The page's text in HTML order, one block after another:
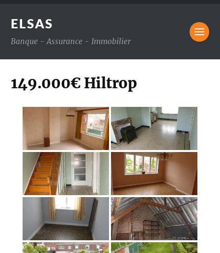
ELSAS
Banque - Assurance - Immobilier
149.000€ Hiltrop